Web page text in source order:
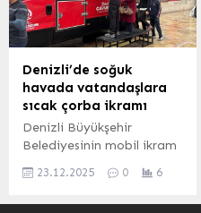
etti. GAZİANTEP (İGFA) –
2014 yılında göreve gelen
Büyükşehir Belediye
Başkanı Fatma Şahin ve
teknik ekibi, şehrin can
damarı niteliği taşıyan
‘ulaşım’...
Denizli’de soğuk
havada vatandaşlara
sıcak çorba ikramı
Denizli Büyükşehir
Belediyesinin mobil ikram
havada Denizli Devlet
23.12.2025 0 6